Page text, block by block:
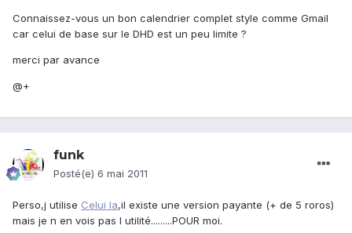
Connaissez-vous un bon calendrier complet style comme Gmail
car celui de base sur le DHD est un peu limite ?
merci par avance
@+
funk
Posté(e) 6 mai 2011
Perso,j utilise Celui la,il existe une version payante (+ de 5 roros)
mais je n en vois pas l utilité.........POUR moi.